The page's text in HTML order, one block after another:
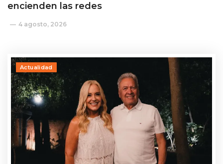
encienden las redes
4 agosto, 2026
Actualidad